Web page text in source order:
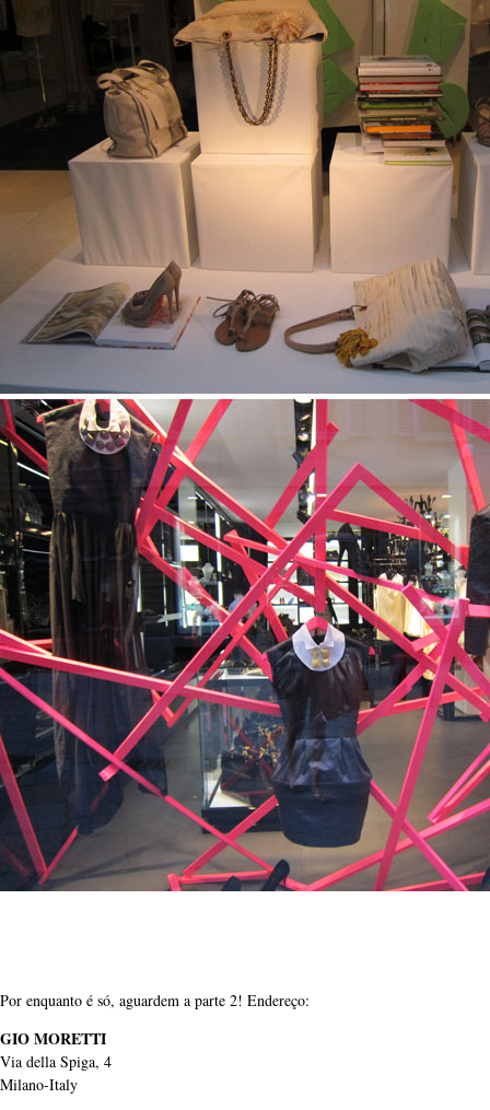
Por enquanto é só, aguardem a parte 2! Endereço:
GIO MORETTI
Via della Spiga, 4
Milano-Italy